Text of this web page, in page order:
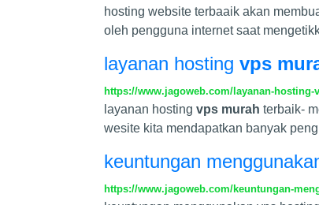
hosting website terbaaik akan
oleh pengguna internet saat
layanan hosting vps
https://www.jagoweb.com/layanan-hosting-
layanan hosting vps murah terbaik-
wesite kita mendapatkan banyak
keuntungan
https://www.jagoweb.com/keuntungan-